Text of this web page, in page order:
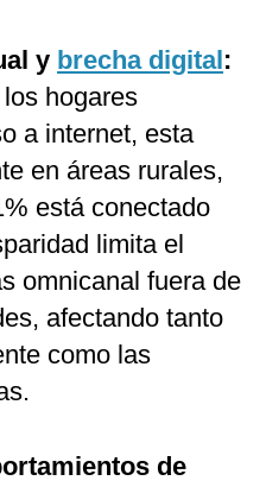
y brecha digital:
hogares
a internet, esta
en áreas rurales,
está conectado
limita el
omnicanal fuera de
afectando tanto
como las
de